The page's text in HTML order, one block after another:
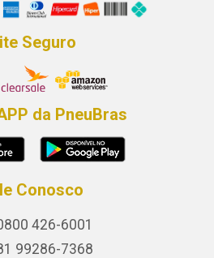
Seguro
da PneuBras
Conosco
426-6001
99286-7368